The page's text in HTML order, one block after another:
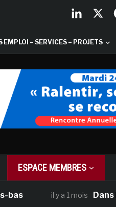
EMPLOI – SERVICES – PROJETS
ESPACE MEMBRES
il y a 1 mois Dans le